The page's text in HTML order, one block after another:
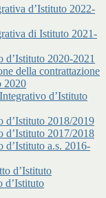
d’Istituto 2022-
di Istituto 2021-
d’Istituto 2020-2021
della contrattazione
2020
d’Istituto
d’Istituto 2018/2019
d’Istituto 2017/2018
d’Istituto a.s. 2016-
d’Istituto
d’Istituto